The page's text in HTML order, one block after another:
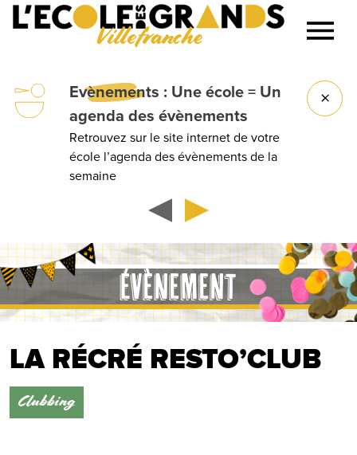
Villefranche
Lancer la recherche
Evènements : Une école = Un
agenda des évènements
Retrouvez sur le site internet de votre
école l’agenda des évènements de la
semaine
ÉVÈNEMENT
LA RÉCRÉ RESTO’CLUB
Clubbing